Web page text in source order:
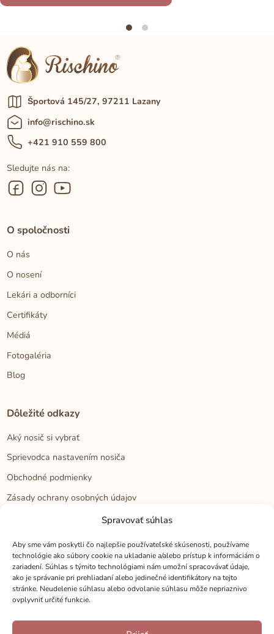
Spravovať súhlas
Aby sme vám poskytli čo najlepšie používateľské skúsenosti, používame
technológie ako súbory cookie na ukladanie a/alebo prístup k informáciám o
zariadení. Súhlas s týmito technológiami nám umožní spracovávať údaje,
ako je správanie pri prehliadaní alebo jedinečné identifikátory na tejto
stránke. Neudelenie súhlasu alebo odvolanie súhlasu môže nepriaznivo
ovplyvniť určité funkcie.
Športová 145/27, 97211 Lazany
info@rischino.sk
+421 910 559 800
Sledujte nás na:
O spoločnosti
O nás
O nosení
Lekári a odborníci
Certifikáty
Médiá
Fotogaléria
Blog
Dôležité odkazy
Aký nosič si vybrať
Sprievodca nastavením nosiča
Obchodné podmienky
Zásady ochrany osobných údajov
Kontakt
Kontakt
Zákaznícka podpora